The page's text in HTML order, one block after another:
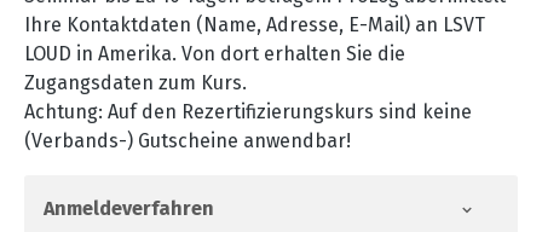
Ihre Kontaktdaten (Name, Adresse, E-Mail) an LSVT
LOUD in Amerika. Von dort erhalten Sie die
Zugangsdaten zum Kurs.
Achtung: Auf den Rezertifizierungskurs sind keine
(Verbands-) Gutscheine anwendbar!
Anmeldeverfahren